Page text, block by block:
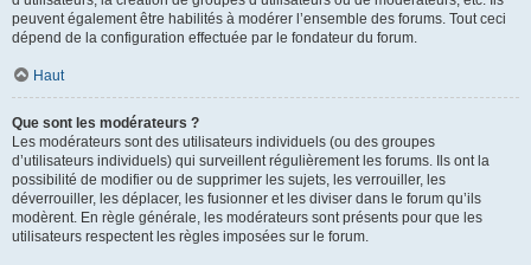
peuvent également être habilités à modérer l’ensemble des forums. Tout ceci
dépend de la configuration effectuée par le fondateur du forum.
Haut
Que sont les modérateurs ?
Les modérateurs sont des utilisateurs individuels (ou des groupes
d’utilisateurs individuels) qui surveillent régulièrement les forums. Ils ont la
possibilité de modifier ou de supprimer les sujets, les verrouiller, les
déverrouiller, les déplacer, les fusionner et les diviser dans le forum qu’ils
modèrent. En règle générale, les modérateurs sont présents pour que les
utilisateurs respectent les règles imposées sur le forum.